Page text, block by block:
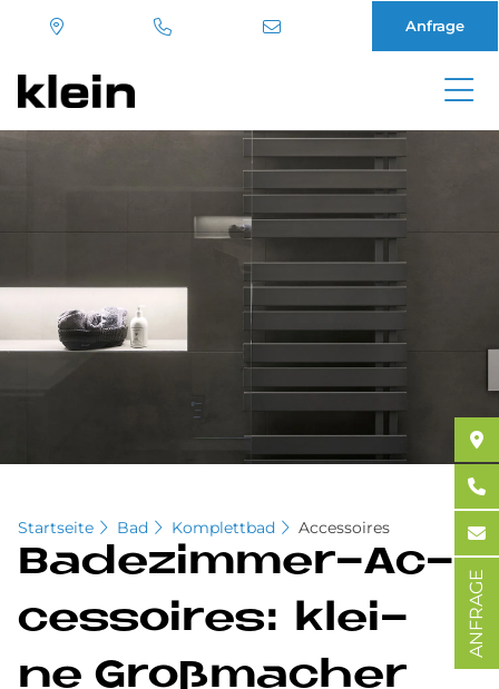
Direkt
Anfrage
Startseite Bad Komplettbad Accessoires
Ba­de­zim­mer-Ac­
ces­soires: klei­
ne Groß­ma­cher
ANFRAGE